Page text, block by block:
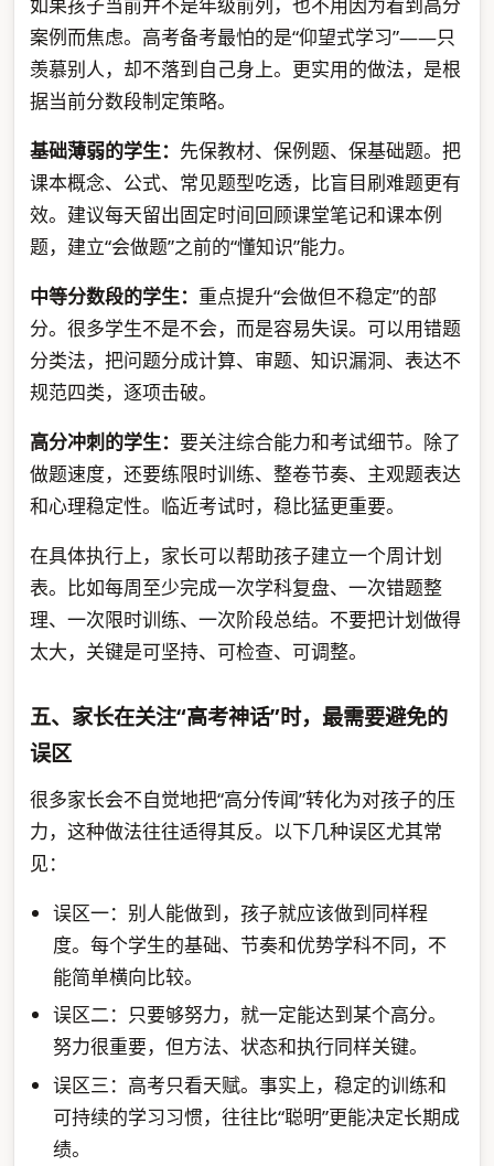
如果孩子当前并不是年级前列，也不用因为看到高分
案例而焦虑。高考备考最怕的是“仰望式学习”——只
羡慕别人，却不落到自己身上。更实用的做法，是根
据当前分数段制定策略。
基础薄弱的学生： 先保教材、保例题、保基础题。把
课本概念、公式、常见题型吃透，比盲目刷难题更有
效。建议每天留出固定时间回顾课堂笔记和课本例
题，建立“会做题”之前的“懂知识”能力。
中等分数段的学生： 重点提升“会做但不稳定”的部
分。很多学生不是不会，而是容易失误。可以用错题
分类法，把问题分成计算、审题、知识漏洞、表达不
规范四类，逐项击破。
高分冲刺的学生： 要关注综合能力和考试细节。除了
做题速度，还要练限时训练、整卷节奏、主观题表达
和心理稳定性。临近考试时，稳比猛更重要。
在具体执行上，家长可以帮助孩子建立一个周计划
表。比如每周至少完成一次学科复盘、一次错题整
理、一次限时训练、一次阶段总结。不要把计划做得
太大，关键是可坚持、可检查、可调整。
五、家长在关注“高考神话”时，最需要避免的
误区
很多家长会不自觉地把“高分传闻”转化为对孩子的压
力，这种做法往往适得其反。以下几种误区尤其常
见：
误区一：别人能做到，孩子就应该做到同样程
度。每个学生的基础、节奏和优势学科不同，不
能简单横向比较。
误区二：只要够努力，就一定能达到某个高分。
努力很重要，但方法、状态和执行同样关键。
误区三：高考只看天赋。事实上，稳定的训练和
可持续的学习习惯，往往比“聪明”更能决定长期成
绩。